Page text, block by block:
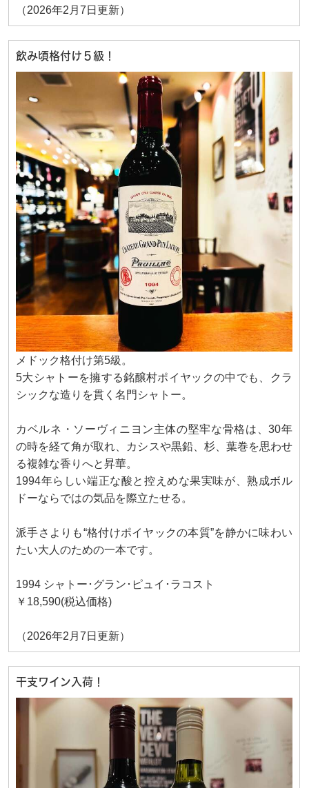
（2026年2月7日更新）
飲み頃格付け５級！
メドック格付け第5級。
5大シャトーを擁する銘醸村ポイヤックの中でも、クラ
シックな造りを貫く名門シャトー。
カベルネ・ソーヴィニヨン主体の堅牢な骨格は、30年
の時を経て角が取れ、カシスや黒鉛、杉、葉巻を思わせ
る複雑な香りへと昇華。
1994年らしい端正な酸と控えめな果実味が、熟成ボル
ドーならではの気品を際立たせる。
派手さよりも“格付けポイヤックの本質”を静かに味わい
たい大人のための一本です。
1994 シャトー･グラン･ピュイ･ラコスト
￥18,590(税込価格)
（2026年2月7日更新）
干支ワイン入荷！